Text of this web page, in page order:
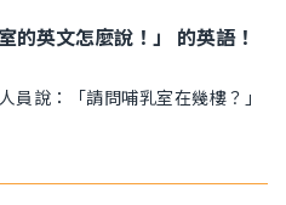
的英文怎麼說！」 的英語！
員說：「請問哺乳室在幾樓？」